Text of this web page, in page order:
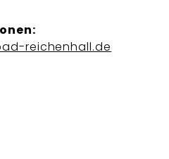
reichenhall.de